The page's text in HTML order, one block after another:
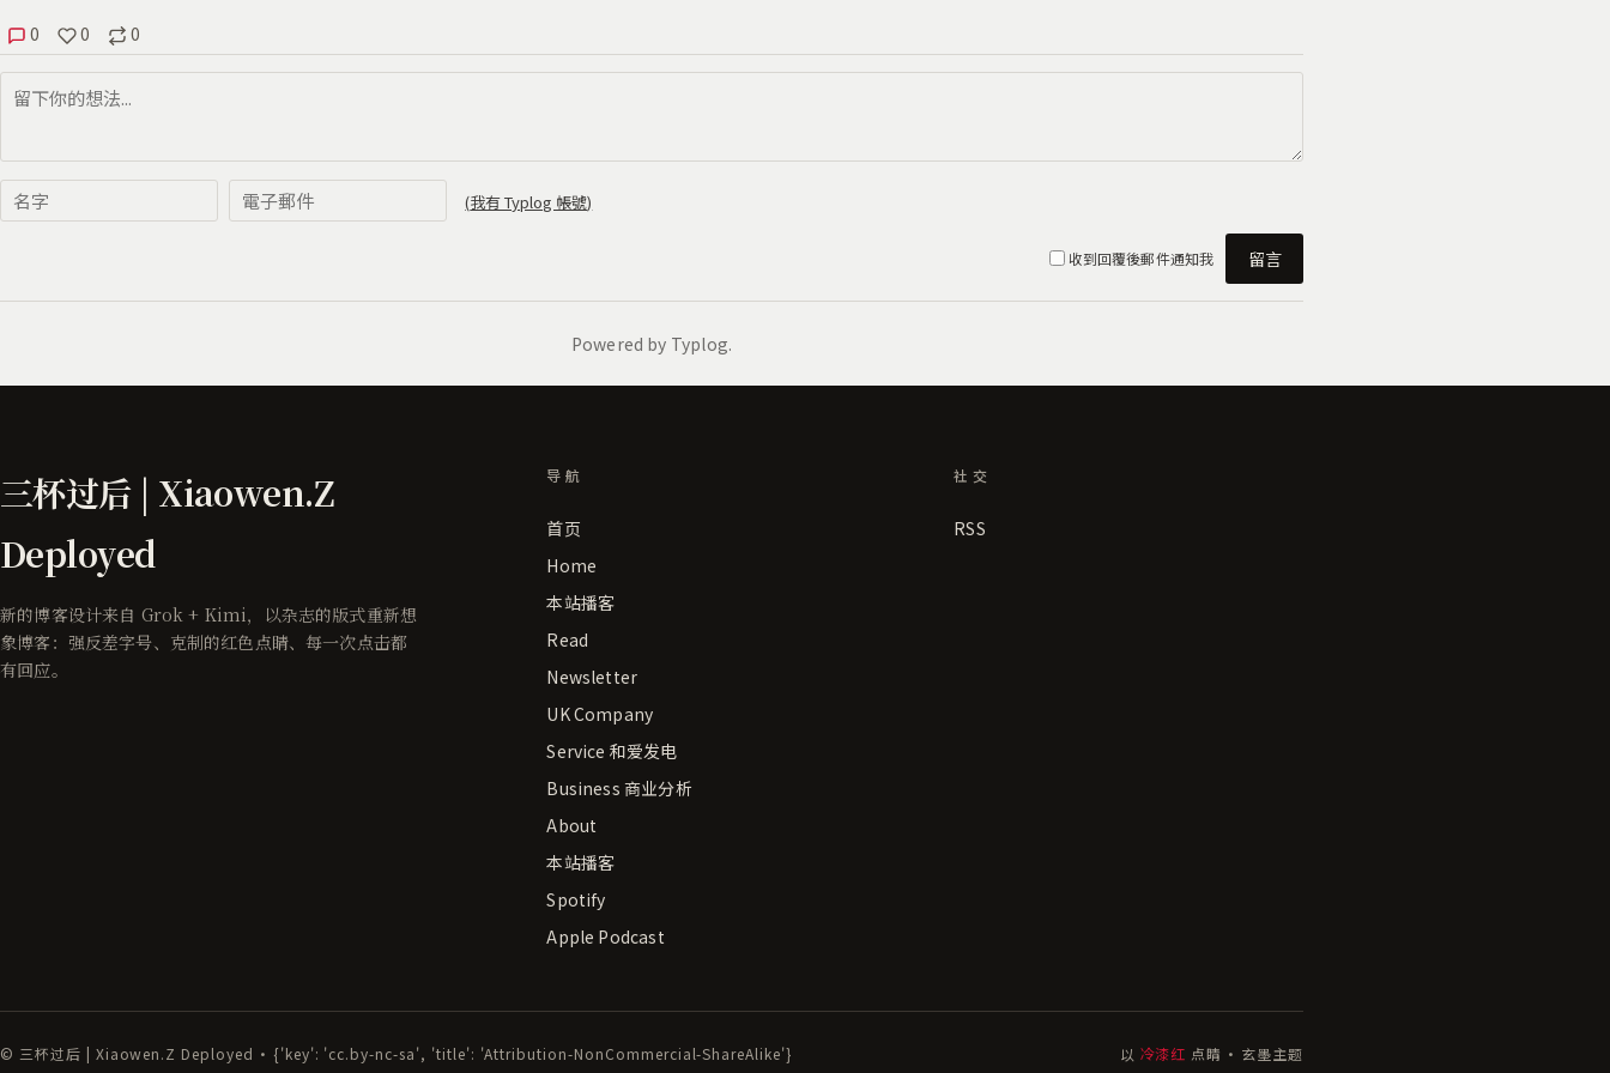
三杯过后 | Xiaowen.Z
Deployed
新的博客设计来自 Grok + Kimi，以杂志的版式重新想
象博客：强反差字号、克制的红色点睛、每一次点击都
有回应。
导航
首页
Home
本站播客
Read
Newsletter
UK Company
Service 和爱发电
Business 商业分析
About
本站播客
Spotify
Apple Podcast
社交
RSS
© 三杯过后 | Xiaowen.Z Deployed · {'key': 'cc.by-nc-sa', 'title': 'Attribution-NonCommercial-ShareAlike'} 以 冷漆红 点睛 · 玄墨主题